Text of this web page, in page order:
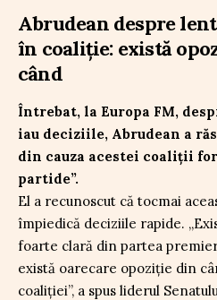
Abrudean despre
în coaliție: există
când
Întrebat, la Europa FM,
iau deciziile, Abrudean a
din cauza acestei coaliții
partide”.
El a recunoscut că tocmai
împiedică deciziile rapide.
foarte clară din partea
există oarecare opoziție din
coaliției”, a spus liderul